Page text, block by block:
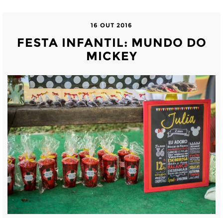
16 OUT 2016
FESTA INFANTIL: MUNDO DO
MICKEY